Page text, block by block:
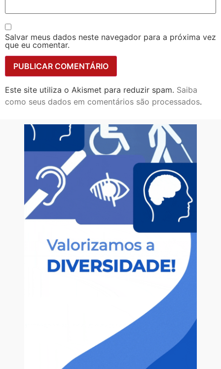
Salvar meus dados neste navegador para a próxima vez
que eu comentar.
Este site utiliza o Akismet para reduzir spam. Saiba
como seus dados em comentários são processados.